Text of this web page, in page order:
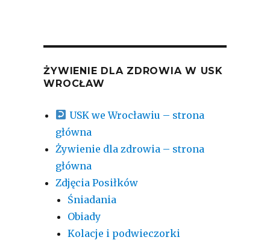
ŻYWIENIE DLA ZDROWIA W USK
WROCŁAW
USK we Wrocławiu – strona
główna
Żywienie dla zdrowia – strona
główna
Zdjęcia Posiłków
Śniadania
Obiady
Kolacje i podwieczorki